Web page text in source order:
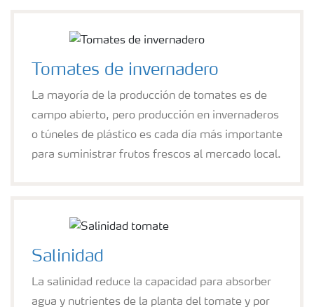
Tomates de invernadero
La mayoría de la producción de tomates es de
campo abierto, pero producción en invernaderos
o túneles de plástico es cada día más importante
para suministrar frutos frescos al mercado local.
Salinidad
La salinidad reduce la capacidad para absorber
agua y nutrientes de la planta del tomate y por